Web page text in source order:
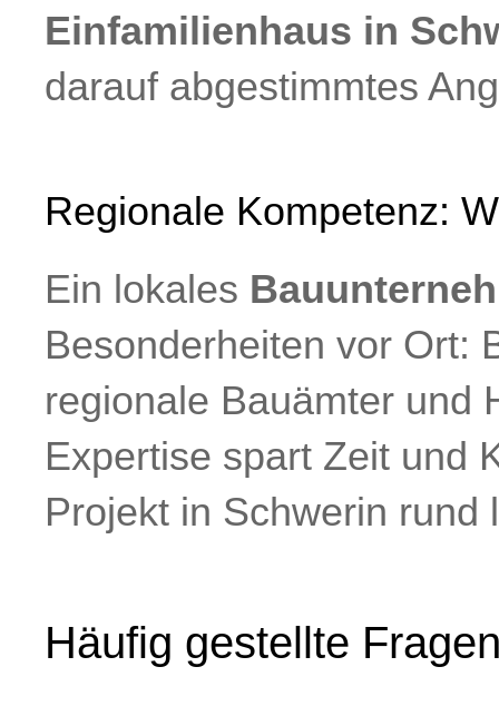
Einfamilienhaus in
darauf abgestimmtes
Regionale Kompetenz:
Ein lokales
Besonderheiten vor Ort:
regionale Bauämter und
Expertise spart Zeit und
Projekt in Schwerin rund
Häufig gestellte